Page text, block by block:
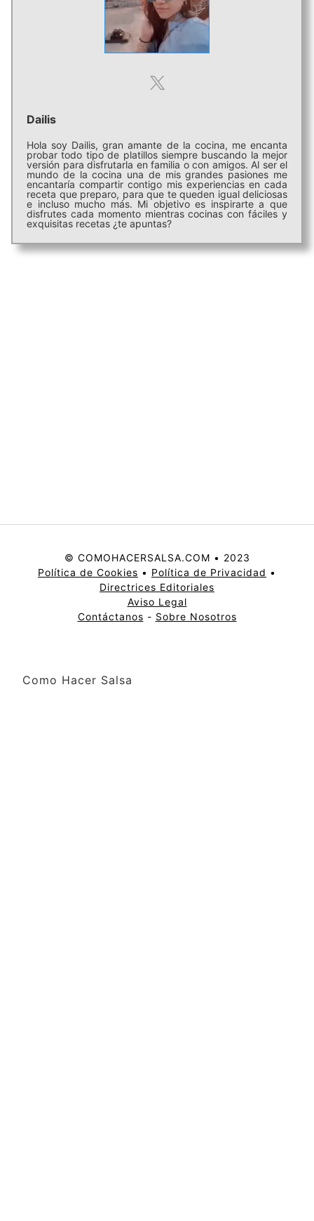
Dailis
Hola soy Dailis, gran amante de la cocina, me encanta
probar todo tipo de platillos siempre buscando la mejor
versión para disfrutarla en familia o con amigos. Al ser el
mundo de la cocina una de mis grandes pasiones me
encantaría compartir contigo mis experiencias en cada
receta que preparo, para que te queden igual deliciosas
e incluso mucho más. Mi objetivo es inspirarte a que
disfrutes cada momento mientras cocinas con fáciles y
exquisitas recetas ¿te apuntas?
© COMOHACERSALSA.COM • 2023
Política de Cookies • Política de Privacidad •
Directrices Editoriales
Aviso Legal
Contáctanos - Sobre Nosotros
Como Hacer Salsa